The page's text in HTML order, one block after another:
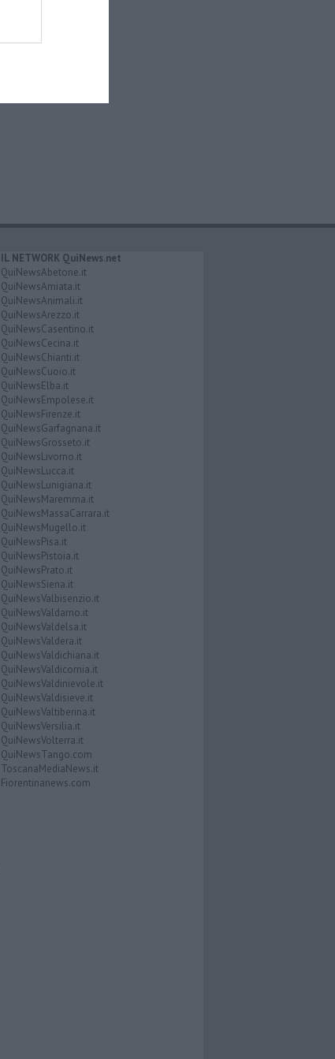
IL NETWORK QuiNews.net
QuiNewsAbetone.it
QuiNewsAmiata.it
QuiNewsAnimali.it
QuiNewsArezzo.it
QuiNewsCasentino.it
QuiNewsCecina.it
QuiNewsChianti.it
QuiNewsCuoio.it
QuiNewsElba.it
QuiNewsEmpolese.it
QuiNewsFirenze.it
QuiNewsGarfagnana.it
QuiNewsGrosseto.it
QuiNewsLivorno.it
QuiNewsLucca.it
QuiNewsLunigiana.it
QuiNewsMaremma.it
QuiNewsMassaCarrara.it
QuiNewsMugello.it
QuiNewsPisa.it
QuiNewsPistoia.it
QuiNewsPrato.it
QuiNewsSiena.it
QuiNewsValbisenzio.it
QuiNewsValdarno.it
QuiNewsValdelsa.it
QuiNewsValdera.it
QuiNewsValdichiana.it
QuiNewsValdicornia.it
QuiNewsValdinievole.it
QuiNewsValdisieve.it
QuiNewsValtiberina.it
QuiNewsVersilia.it
QuiNewsVolterra.it
QuiNewsTango.com
ToscanaMediaNews.it
Fiorentinanews.com